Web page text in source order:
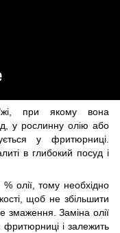
при якому вона
у рослинну олію або
у фритюрниці.
в глибокий посуд і
олії, тому необхідно
щоб не збільшити
змаження. Заміна олії
фритюрниці і залежить